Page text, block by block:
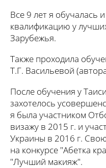
Все 9 лет я обучалась
квалификацию у
Зарубежья.
Также проходила
Т.Г. Васильевой
После обучения у
захотелось
я была участником
визажу в 2015 г. и
Украины в 2016 г.
на конкурсе "Абетка
"Лучший макияж".